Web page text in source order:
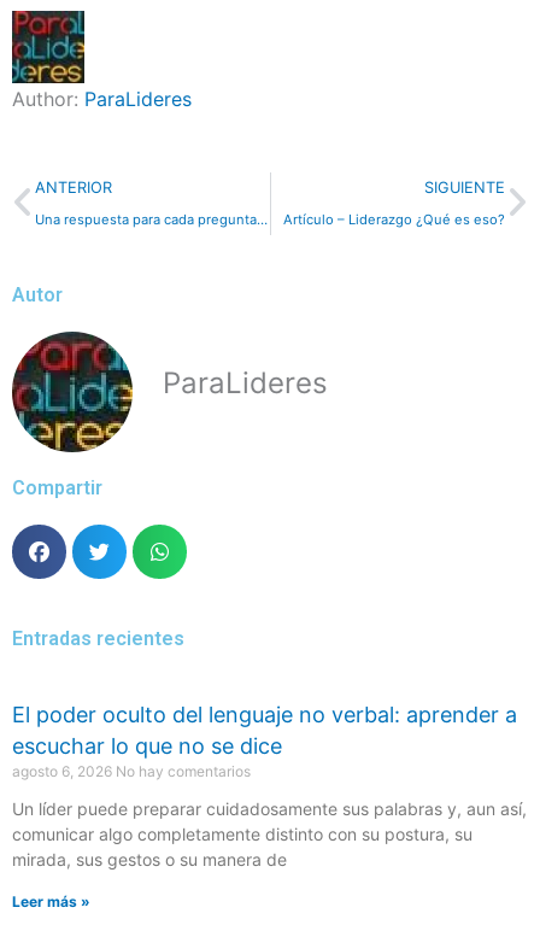
Author: ParaLideres
Previo
ANTERIOR
Una respuesta para cada pregunta – Dinámica
SIGUIENTE
Artículo – Liderazgo ¿Qué es eso?
Autor
ParaLideres
Compartir
Entradas recientes
El poder oculto del lenguaje no verbal: aprender a
escuchar lo que no se dice
agosto 6, 2026 No hay comentarios
Un líder puede preparar cuidadosamente sus palabras y, aun así,
comunicar algo completamente distinto con su postura, su
mirada, sus gestos o su manera de
Leer más »